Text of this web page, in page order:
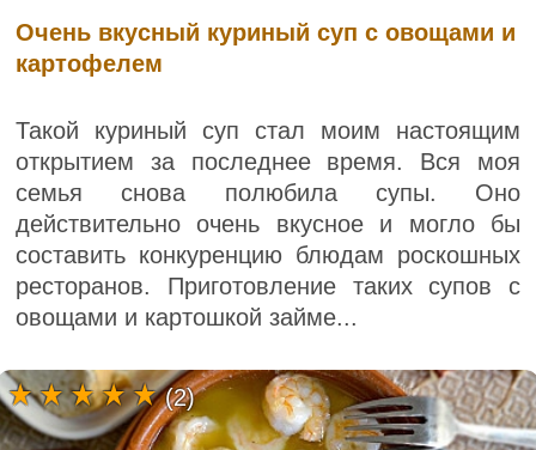
Очень вкусный куриный суп с овощами и
картофелем
Такой куриный суп стал моим настоящим
открытием за последнее время. Вся моя
семья снова полюбила супы. Оно
действительно очень вкусное и могло бы
составить конкуренцию блюдам роскошных
ресторанов. Приготовление таких супов с
овощами и картошкой займе...
(2)